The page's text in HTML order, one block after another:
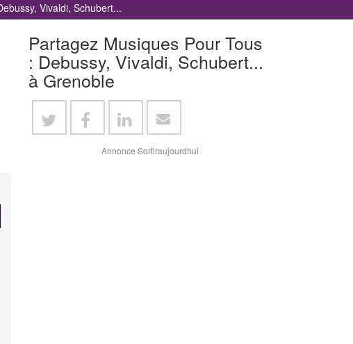
Vivaldi, Schubert...
Partagez Musiques Pour Tous
: Debussy, Vivaldi, Schubert...
à Grenoble
Annonce Sortiraujourdhui